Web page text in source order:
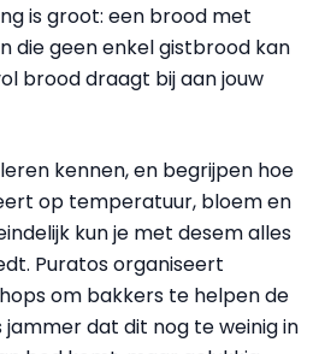
is groot: een brood met
die geen enkel gistbrood kan
brood draagt bij aan jouw
kennen, en begrijpen hoe
op temperatuur, bloem en
kun je met desem alles
Puratos organiseert
om bakkers te helpen de
jammer dat dit nog te weinig in